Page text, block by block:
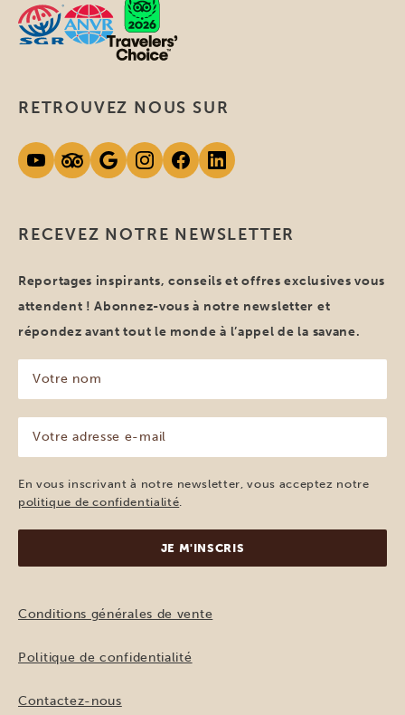
RECEVEZ NOTRE NEWSLETTER
Reportages inspirants, conseils et offres exclusives vous
attendent ! Abonnez-vous à notre newsletter et
répondez avant tout le monde à l’appel de la savane.
nom
(Nécessaire)
adresse
e-
mail
(Nécessaire)
En vous inscrivant à notre newsletter, vous acceptez notre
politique de confidentialité.
RETROUVEZ NOUS SUR
Conditions générales de vente
Politique de confidentialité
Contactez-nous